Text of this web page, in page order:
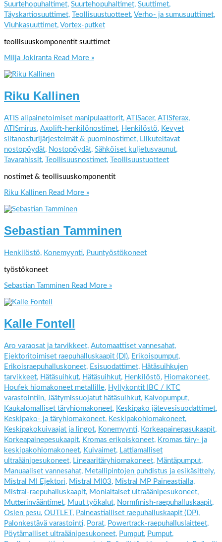
Suurtehopuhaltimet, Suurtehopuhaltimet, Suuttimet,
Täyskartiosuuttimet, Teollisuustuotteet, Verho- ja sumusuuttimet,
Viuhkasuuttimet, Vortex-putket
teollisuuskomponentit suuttimet
Milja Jokiranta Read More »
Riku Kallinen
ATIS alipainetoimiset manipulaattorit, ATISacer, ATISferax,
ATISmirus, Axolift-henkilönostimet, Henkilöstö, Kevyet
siltanosturijärjestelmät & puominostimet, Liikuteltavat
nostopöydät, Nostopöydät, Sähköiset kuljetusvaunut,
Tavarahissit, Teollisuusnostimet, Teollisuustuotteet
nostimet & teollisuuskomponentit
Riku Kallinen Read More »
Sebastian Tamminen
Henkilöstö, Konemyynti, Puuntyöstökoneet
työstökoneet
Sebastian Tamminen Read More »
Kalle Fontell
Aro varaosat ja tarvikkeet, Automaattiset vannesahat,
Ejektoritoimiset raepuhalluskaapit (DI), Erikoispumput,
Erikoisraepuhalluskoneet, Esisuodattimet, Hätäsuihkujen
tarvikkeet, Hätäsuihkut, Hätäsuihkut, Henkilöstö, Hiomakoneet,
Houfek hiomakoneet metallille, Hyllykontit IBC / KTC
varastointiin, Jäätymissuojatut hätäsuihkut, Kalvopumput,
Kaukalomalliset täryhiomakoneet, Keskipako jätevesisuodattimet,
Keskipako- ja täryhiomakoneet, Keskipakohiomakoneet,
Keskipakokuivaajat ja lingot, Konemyynti, Korkeapainepasukaapit,
Korkeapainepesukaapit, Kromas erikoiskoneet, Kromas täry- ja
keskipakohiomakoneet, Kuivaimet, Lattiamalliset
ultraäänipesukoneet, Lineaaritäryhiomakoneet, Mäntäpumput,
Manuaaliset vannesahat, Metallipintojen puhdistus ja esikäsittely,
Mistral MI Ejektori, Mistral MI03, Mistral MP Paineastialla,
Mistral-raepuhalluskaapit, Monialtaiset ultraäänipesukoneet,
Mutterinvääntimet, Muut työkalut, Normfinish-raepuhalluskaapit,
Osien pesu, OUTLET , Paineastialliset raepuhalluskaapit (DP),
Palonkestävä varastointi, Porat, Powertrack-raepuhalluslaitteet,
Pöytämalliset ultraäänipesukoneet, Pumput, Pumput,